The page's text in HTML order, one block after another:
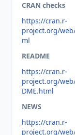
CRAN checks
https://cran.r-
project.org/
ml
README
https://cran.r-
project.org/
DME.html
NEWS
https://cran.r-
project.org/